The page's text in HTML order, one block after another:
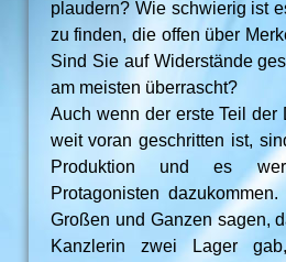
plaudern? Wie schwierig ist
zu finden, die offen über
Sind Sie auf Widerstände
am meisten überrascht?
Auch wenn der erste Teil der
weit voran geschritten ist,
Produktion und es
Protagonisten
Großen und Ganzen sagen,
Kanzlerin zwei Lager